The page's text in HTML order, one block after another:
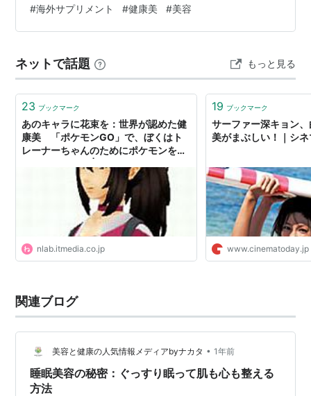
ないと感じています。 実は、ダイエットサプリは「成分
の選び方」と「安全性の見極め」を間違えると、効果を
あります。 そこで本記事では、✔ 継…
#海外サプリメント #健康美 #美容
ネットで話題 もっと見る
23 ブックマーク
あのキャラに花束を：世界が認めた健
康美 「ポケモンGO」で、ぼくはト
レーナーちゃんのためにポケモンをゲ
nlab.itmedia.co.jp
19 ブックマーク
サーファー深キョン
美がまぶしい！｜シ
www.cinematoday.jp
関連ブログ
美容と健康の人気情報メディアbyナカタ • 1年前
睡眠美容の秘密：ぐっすり眠って肌も心も整える
方法